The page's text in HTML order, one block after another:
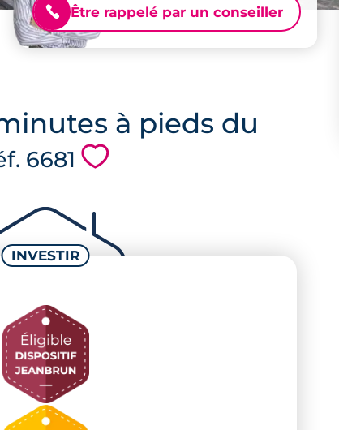
📞 Être rappelé par un conseiller
à pieds du
6681 💗